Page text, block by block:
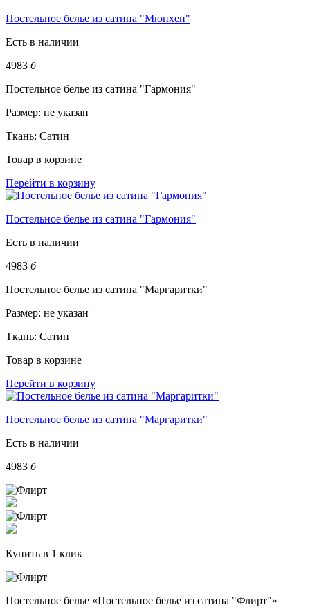
Постельное белье из сатина "Мюнхен"
Есть в наличии
4983 б
Постельное белье из сатина "Гармония"
Размер: не указан
Ткань: Сатин
Товар в корзине
Перейти в корзину
Постельное белье из сатина "Гармония"
Есть в наличии
4983 б
Постельное белье из сатина "Маргаритки"
Размер: не указан
Ткань: Сатин
Товар в корзине
Перейти в корзину
Постельное белье из сатина "Маргаритки"
Есть в наличии
4983 б
Купить в 1 клик
Постельное белье «Постельное белье из сатина "Флирт"»